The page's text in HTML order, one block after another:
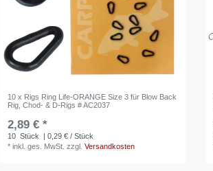
10 x Rigs Ring Life-ORANGE Size 3 für Blow Back
Rig, Chod- & D-Rigs # AC2037
2,89 € *
10 Stück
| 0,29 € / Stück
*inkl. ges. MwSt. zzgl.Versandkosten